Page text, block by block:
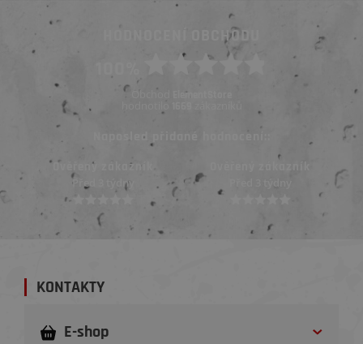
HODNOCENÍ OBCHODU
Obchod ElementStore
hodnotilo
Naposled přidané hodnocení::
Ověřený zákazník
Před 3 týdny
KONTAKTY
E-shop